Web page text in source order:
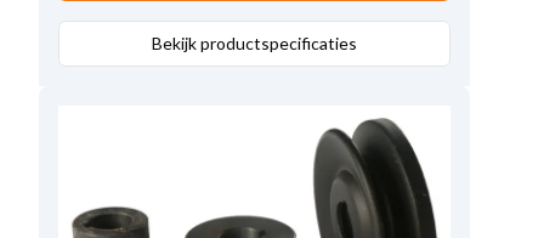
Bekijk productspecificaties